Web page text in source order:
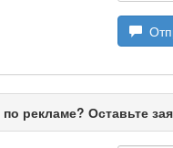
/ Маңызды сұрақ
рекламе? Оставьте